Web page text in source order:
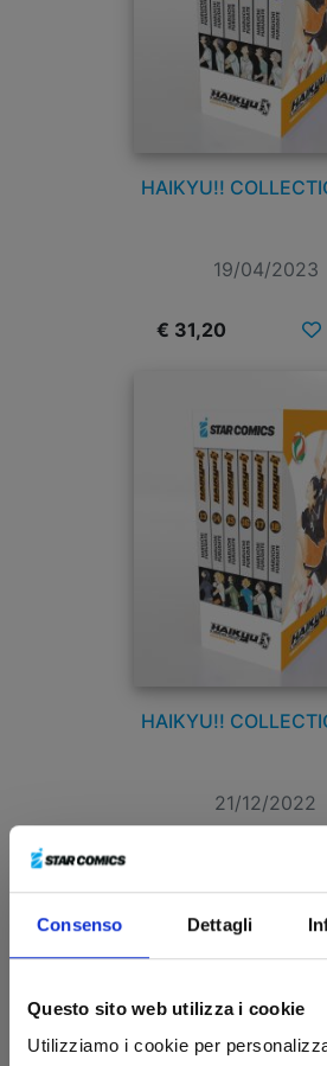
Consenso Dettagli
Questo sito web utilizza i cookie
Utilizziamo i cookie per
HAIKYU!!
19/04/2023
€ 31,20
HAIKYU!!
21/12/2022